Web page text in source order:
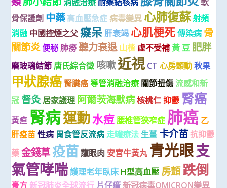
骨保護劑 中藥 高血壓急症 病毒變異 心肺復蘇射頻
消融 中國控煙之父 癡呆 肝衰竭 心肌梗死 傳染病 骨
關節炎便秘 肺癆 聽力衰退 山楂 虛不受補 黃 豆 肥胖
磨玻璃結節 唐氏綜合徵 咳嗽近視 CT 心房顫動 秋果
甲狀腺癌 腎臟癌 導管消融治療 關節扭傷流感和新
冠 督灸 居家護理 阿爾茨海默病核桃仁 抑鬱 腎癌
黃疸 腎病運動水痘 腰椎管狹窄症 肺癌 乙
肝疫苗 性病 胃食管反流病 走罐療法 生薑 卡介苗 抗抑鬱
藥 金錢草疫苗 龍眼肉 安宮牛黃丸 青光眼支
氣管哮喘護理老年臥床 H型高血壓 房顫跌倒
膏方 新冠肺炎全球流行 片仔癀 新冠病毒OMICRON變異